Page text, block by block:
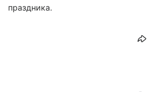
праздника.